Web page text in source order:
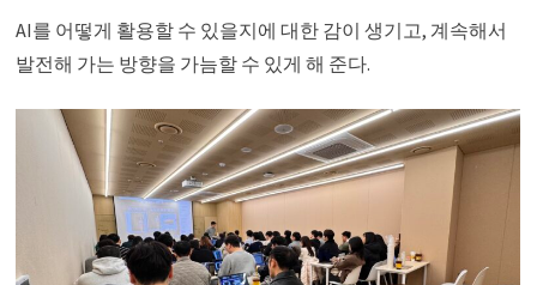
AI를 어떻게 활용할 수 있을지에 대한 감이 생기고, 계속해서
발전해 가는 방향을 가늠할 수 있게 해 준다.